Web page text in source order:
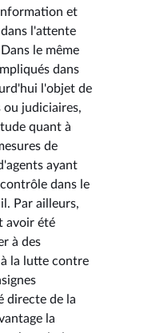
et
l'attente
le même
dans
l'objet de
ou judiciaires,
quant à
de
ayant
dans le
Par ailleurs,
avoir été
à des
la lutte contre
directe de la
la